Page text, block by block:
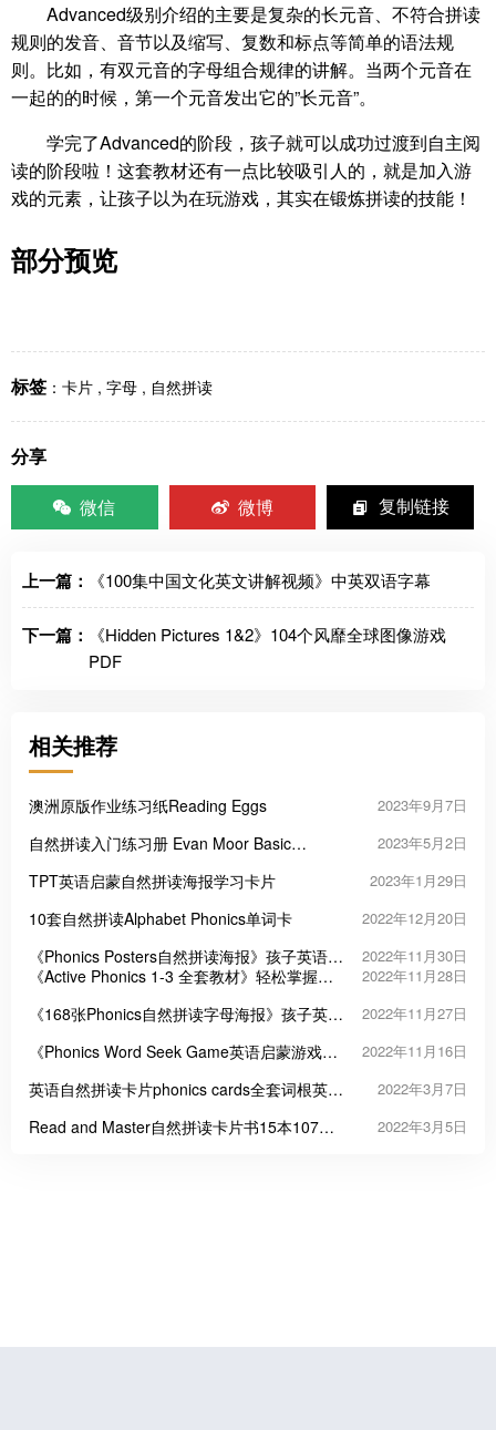
Advanced级别介绍的主要是复杂的长元音、不符合拼读
规则的发音、音节以及缩写、复数和标点等简单的语法规
则。比如，有双元音的字母组合规律的讲解。当两个元音在
一起的的时候，第一个元音发出它的”长元音”。
学完了Advanced的阶段，孩子就可以成功过渡到自主阅
读的阶段啦！这套教材还有一点比较吸引人的，就是加入游
戏的元素，让孩子以为在玩游戏，其实在锻炼拼读的技能！
部分预览
标签 ： 卡片 , 字母 , 自然拼读
分享
微信
微博 复制链接
上一篇： 《100集中国文化英文讲解视频》中英双语字幕
下一篇：
《Hidden Pictures 1&2》104个风靡全球图像游戏
PDF
相关推荐
澳洲原版作业练习纸Reading Eggs 2023年9月7日
自然拼读入门练习册 Evan Moor Basic
2023年5月2日
TPT英语启蒙自然拼读海报学习卡片 2023年1月29日
10套自然拼读Alphabet Phonics单词卡 2022年12月20日
《Phonics Posters自然拼读海报》孩子英语启
蒙必备
2022年11月30日
《Active Phonics 1-3 全套教材》轻松掌握自
2022年11月28日
《168张Phonics自然拼读字母海报》孩子英语
2022年11月27日
《Phonics Word Seek Game英语启蒙游戏》
2022年11月16日
英语自然拼读卡片phonics cards全套词根英语
2022年3月7日
Read and Master自然拼读卡片书15本107张
2022年3月5日